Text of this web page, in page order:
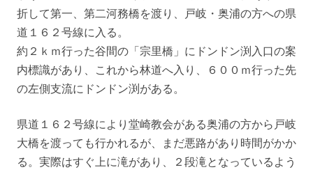
折して第一、第二河務橋を渡り、戸岐・奥浦の方への県
道１６２号線に入る。
約２ｋｍ行った谷間の「宗里橋」にドンドン渕入口の案
内標識があり、これから林道へ入り、６００ｍ行った先
の左側支流にドンドン渕がある。
県道１６２号線により堂崎教会がある奥浦の方から戸岐
大橋を渡っても行かれるが、まだ悪路があり時間がかか
る。実際はすぐ上に滝があり、２段滝となっているよう